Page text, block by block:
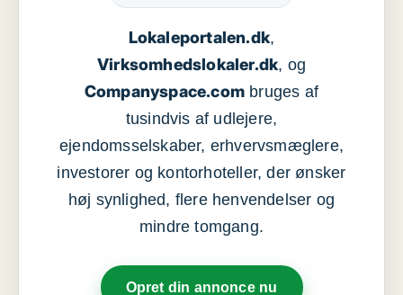
Lokaleportalen.dk,
Virksomhedslokaler.dk, og
Companyspace.com bruges af
tusindvis af udlejere,
ejendomsselskaber, erhvervsmæglere,
investorer og kontorhoteller, der ønsker
høj synlighed, flere henvendelser og
mindre tomgang.
Opret din annonce nu